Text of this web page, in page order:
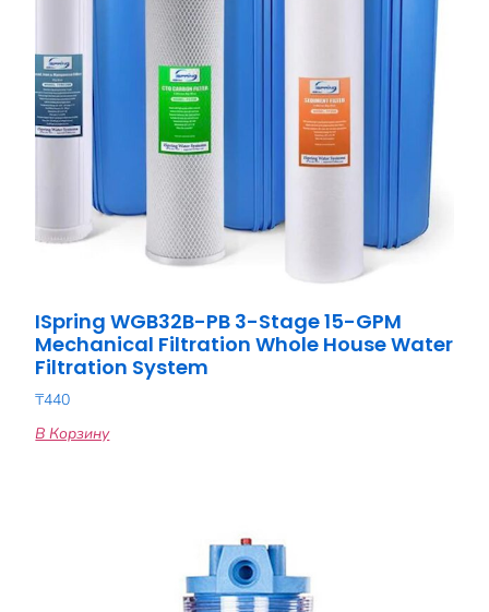
ISpring WGB32B-PB 3-Stage 15-GPM
Mechanical Filtration Whole House Water
Filtration System
₸440
В Корзину